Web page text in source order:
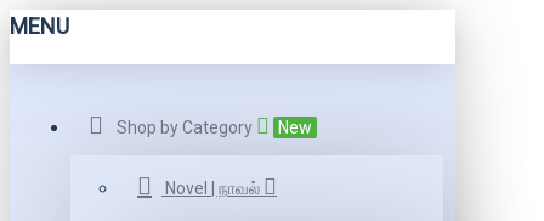
MENU
Shop by Category New
Novel | நாவல்